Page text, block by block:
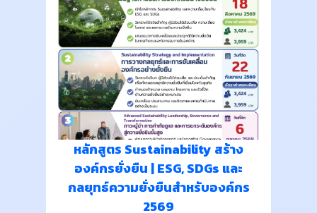
หลักสูตร Sustainability สร้าง
องค์กรยั่งยืน | ESG, SDGs และ
กลยุทธ์ความยั่งยืนสำหรับองค์กร
2569